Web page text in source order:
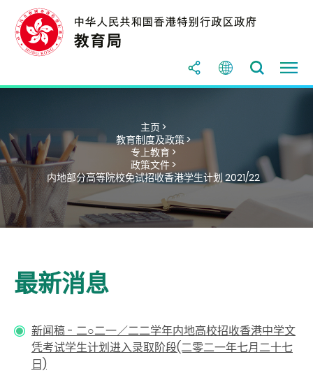
主页 >
教育制度及政策 >
专上教育 >
政策文件 >
内地部分高等院校免试招收香港学生计划 2021/22
最新消息
新闻稿 - 二○二一／二二学年内地高校招收香港中学文
凭考试学生计划进入录取阶段(二零二一年七月二十七
日)